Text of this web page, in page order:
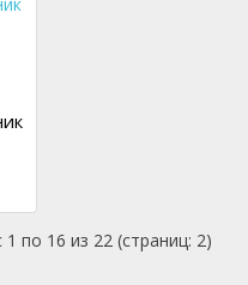
1 по 16 из 22 (страниц: 2)